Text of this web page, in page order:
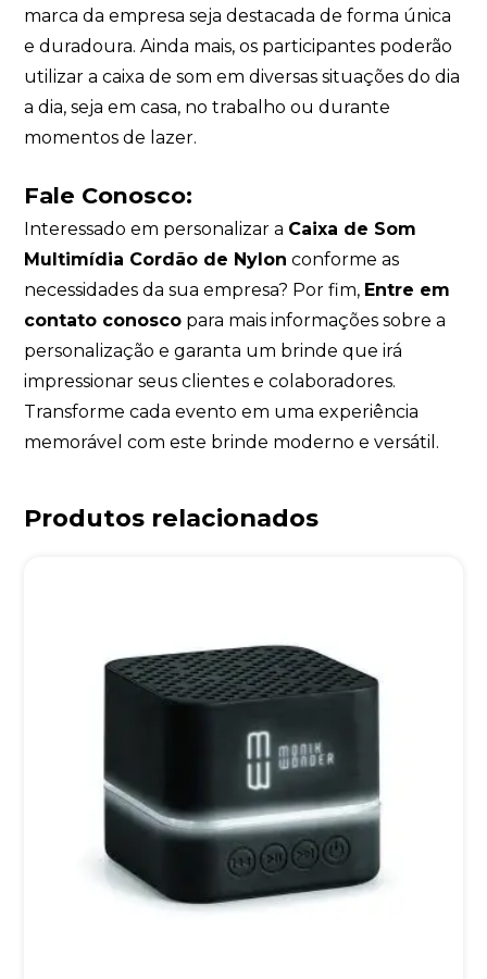
marca da empresa seja destacada de forma única
e duradoura. Ainda mais, os participantes poderão
utilizar a caixa de som em diversas situações do dia
a dia, seja em casa, no trabalho ou durante
momentos de lazer.
Fale Conosco:
Interessado em personalizar a Caixa de Som
Multimídia Cordão de Nylon conforme as
necessidades da sua empresa? Por fim, Entre em
contato conosco para mais informações sobre a
personalização e garanta um brinde que irá
impressionar seus clientes e colaboradores.
Transforme cada evento em uma experiência
memorável com este brinde moderno e versátil.
Produtos relacionados